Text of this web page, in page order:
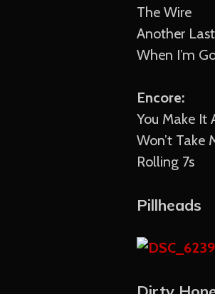
The Wire
Another
When I’m
Encore:
You Make It
Won’t Take
Rolling 7s
Pillheads